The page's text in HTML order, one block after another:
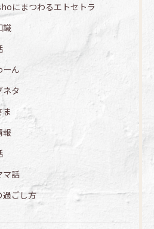
にまつわるエトセトラ
識
ーん
ネタ
ま
報
マ話
過ごし方